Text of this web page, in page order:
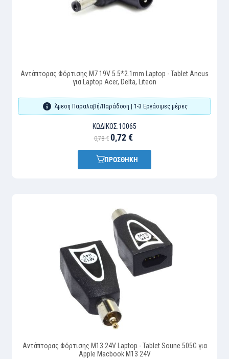
Αντάπτορας Φόρτισης M7 19V 5.5*2.1mm Laptop - Tablet Ancus
για Laptop Acer, Delta, Liteon
Άμεση Παραλαβή/Παράδοση | 1-3 Εργάσιμες μέρες
ΚΩΔΙΚΌΣ:10065
0,78 € 0,72 €
ΠΡΟΣΘΗΚΗ
Αντάπτορας Φόρτισης M13 24V Laptop - Tablet Soune 505G για
Apple Macbook M13 24V